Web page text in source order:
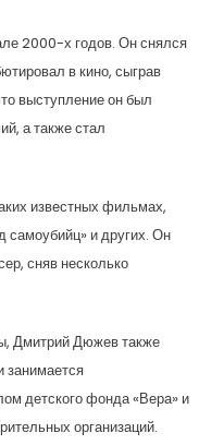
2000-х годов. Он снялся
в кино, сыграв
выступление он был
а также стал
известных фильмах,
самоубийц» и других. Он
сняв несколько
Дмитрий Дюжев также
занимается
детского фонда «Вера» и
организаций.